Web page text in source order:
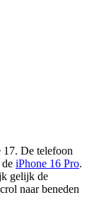
iPhone 16 Pro.
gelijk de
naar beneden